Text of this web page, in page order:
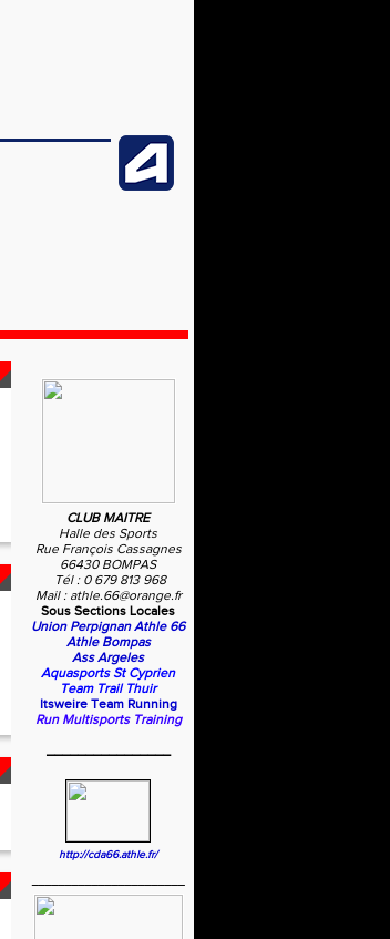
CLUB MAITRE
Halle des Sports
Rue François Cassagnes
66430 BOMPAS
Tél : 0 679 813 968
Mail : athle.66@orange.fr
Sous Sections Locales
Union Perpignan Athle 66
Athle Bompas
Ass Argeles
Aquasports St Cyprien
Team Trail Thuir
Itsweire Team Running
Run Multisports Training
________________
http://cda66.athle.fr/